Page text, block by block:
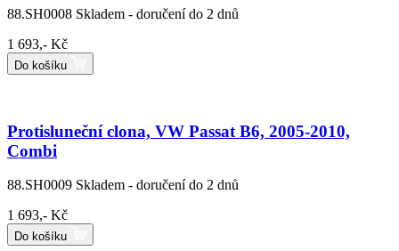
88.SH0008 Skladem - doručení do 2 dnů
1 693,- Kč
Do košíku
Protisluneční clona, VW Passat B6, 2005-2010,
Combi
88.SH0009 Skladem - doručení do 2 dnů
1 693,- Kč
Do košíku